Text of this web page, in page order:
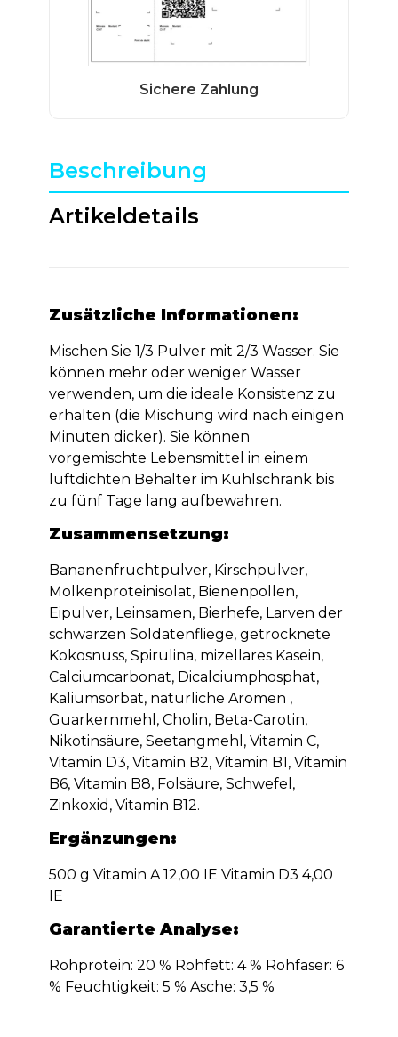
Beschreibung
Artikeldetails
Zusätzliche Informationen:
Mischen Sie 1/3 Pulver mit 2/3 Wasser. Sie
können mehr oder weniger Wasser
verwenden, um die ideale Konsistenz zu
erhalten (die Mischung wird nach einigen
Minuten dicker). Sie können
vorgemischte Lebensmittel in einem
luftdichten Behälter im Kühlschrank bis
zu fünf Tage lang aufbewahren.
Zusammensetzung:
Bananenfruchtpulver, Kirschpulver,
Molkenproteinisolat, Bienenpollen,
Eipulver, Leinsamen, Bierhefe, Larven der
schwarzen Soldatenfliege, getrocknete
Kokosnuss, Spirulina, mizellares Kasein,
Calciumcarbonat, Dicalciumphosphat,
Kaliumsorbat, natürliche Aromen ,
Guarkernmehl, Cholin, Beta-Carotin,
Nikotinsäure, Seetangmehl, Vitamin C,
Vitamin D3, Vitamin B2, Vitamin B1, Vitamin
B6, Vitamin B8, Folsäure, Schwefel,
Zinkoxid, Vitamin B12.
Ergänzungen:
500 g Vitamin A 12,00 IE Vitamin D3 4,00
IE
Garantierte Analyse:
Rohprotein: 20 % Rohfett: 4 % Rohfaser: 6
% Feuchtigkeit: 5 % Asche: 3,5 %